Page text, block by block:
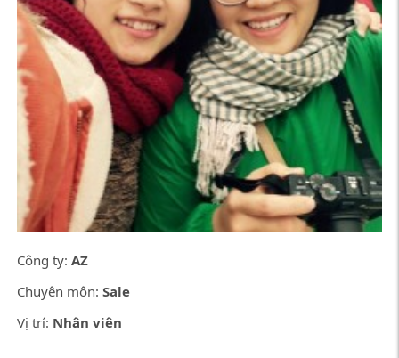
Công ty: AZ
Chuyên môn: Sale
Vị trí: Nhân viên